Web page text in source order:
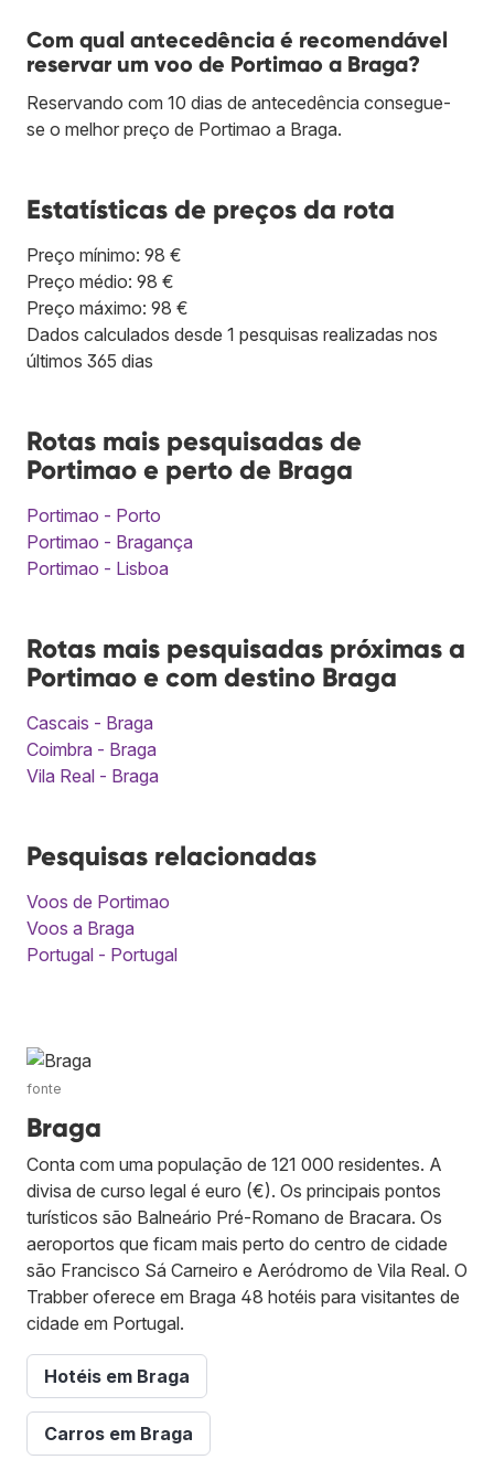
Com qual antecedência é recomendável
reservar um voo de Portimao a Braga?
Reservando com 10 dias de antecedência consegue-
se o melhor preço de Portimao a Braga.
Estatísticas de preços da rota
Preço mínimo: 98 €
Preço médio: 98 €
Preço máximo: 98 €
Dados calculados desde 1 pesquisas realizadas nos
últimos 365 dias
Rotas mais pesquisadas de
Portimao e perto de Braga
Portimao - Porto
Portimao - Bragança
Portimao - Lisboa
Rotas mais pesquisadas próximas a
Portimao e com destino Braga
Cascais - Braga
Coimbra - Braga
Vila Real - Braga
Pesquisas relacionadas
Voos de Portimao
Voos a Braga
Portugal - Portugal
fonte
Braga
Conta com uma população de 121 000 residentes. A
divisa de curso legal é euro (€). Os principais pontos
turísticos são Balneário Pré-Romano de Bracara. Os
aeroportos que ficam mais perto do centro de cidade
são Francisco Sá Carneiro e Aeródromo de Vila Real. O
Trabber oferece em Braga 48 hotéis para visitantes de
cidade em Portugal.
Hotéis em Braga
Carros em Braga